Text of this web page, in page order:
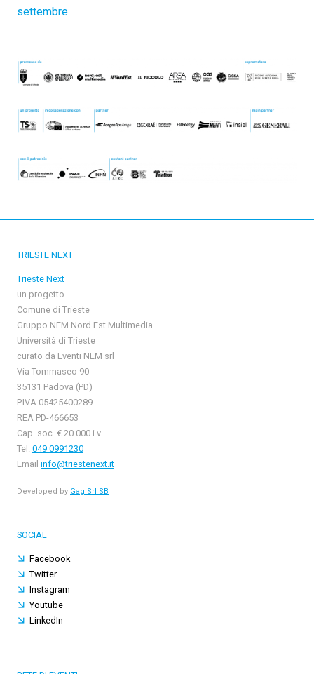
settembre
TRIESTE NEXT
Trieste Next
un progetto
Comune di Trieste
Gruppo NEM Nord Est Multimedia
Università di Trieste
curato da Eventi NEM srl
Via Tommaseo 90
35131 Padova (PD)
P.IVA 05425400289
REA PD-466653
Cap. soc. € 20.000 i.v.
Tel. 049 0991230
Email info@triestenext.it
Developed by Gag Srl SB
SOCIAL
Facebook
Twitter
Instagram
Youtube
LinkedIn